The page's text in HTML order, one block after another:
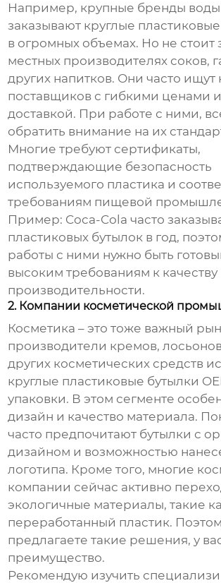
Например, крупные бренды воды
заказывают круглые
в огромных объемах. Но не стоит
местных производителях соков,
других напитков. Они часто
поставщиков с гибкими ценами
доставкой. При работе с ними,
обратить внимание на их
Многие требуют сертификаты,
подтверждающие безопасность
используемого пластика и
требованиям пищевой
Пример: Coca-Cola часто
пластиковых бутылок в год,
работы с ними нужно быть
высоким требованиям к качеству
производительности.
2. Компании косметической
Косметика – это тоже важный
производители кремов,
других косметических средств
круглые пластиковые бутылки
упаковки. В этом сегменте
дизайн и качество материала.
часто предпочитают бутылки с
дизайном и возможностью
логотипа. Кроме того, многие
компании сейчас активно
экологичные материалы, такие
переработанный пластик.
предлагаете такие решения, у
преимущество.
Рекомендую изучить